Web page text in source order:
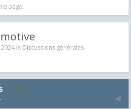
page.
in Discussions générales
51